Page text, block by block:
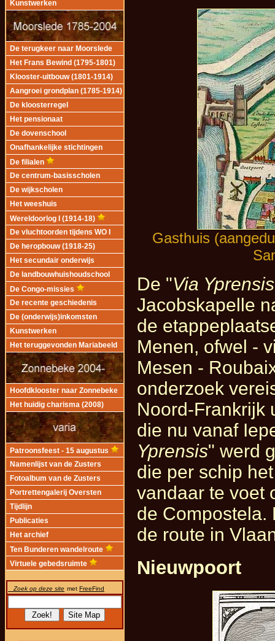
Kunstwerken
De terugkeer naar Moorslede
Het Frans Bewind (1795-1801)
Klooster-uitbouw (1801-1914)
Aangroei grondplan (1785-1914)
De kloosterregel
Het pensionaat
De dovenschool
Onafhankelijke stichtingen
De filialen
De centrum-basisscholen
De wijkscholen
Het weeshuis
Wereldoorlog I (1914-18)
De vluchtoorden tijdens WO I
De heropbouw (1918-25)
Het secundair onderwijs
De landbouwhuishoudschool
De Congo-missies
De recente geschiedenis
De (onderwijs)inkomsten
Kunstwerken
Het teruggevonden Mariabeeld
Hoofdklooster naar Zonnebeke
Het huidig charisma (2008)
Patroonsfeest - 15 augustus
Namenlijst van de Zusters
Fotoalbum van de Zusters
Portrettengalerij Oversten
Tijdlijn
Publicaties
Het archief
Ten Bunderen wandelroute
Virtuele gebedsruimte
Zoek op deze site met FreeFind
Gasthuis
De "Via Yprensis
Jacobskapelle
de
Menen, ofwel -
Mesen -
onderzoek
Noord-Frankrijk
die nu vanaf
Yprensis" werd
die per schip
vandaar te voet
de Compostela.
de route in
Nieuwpoort